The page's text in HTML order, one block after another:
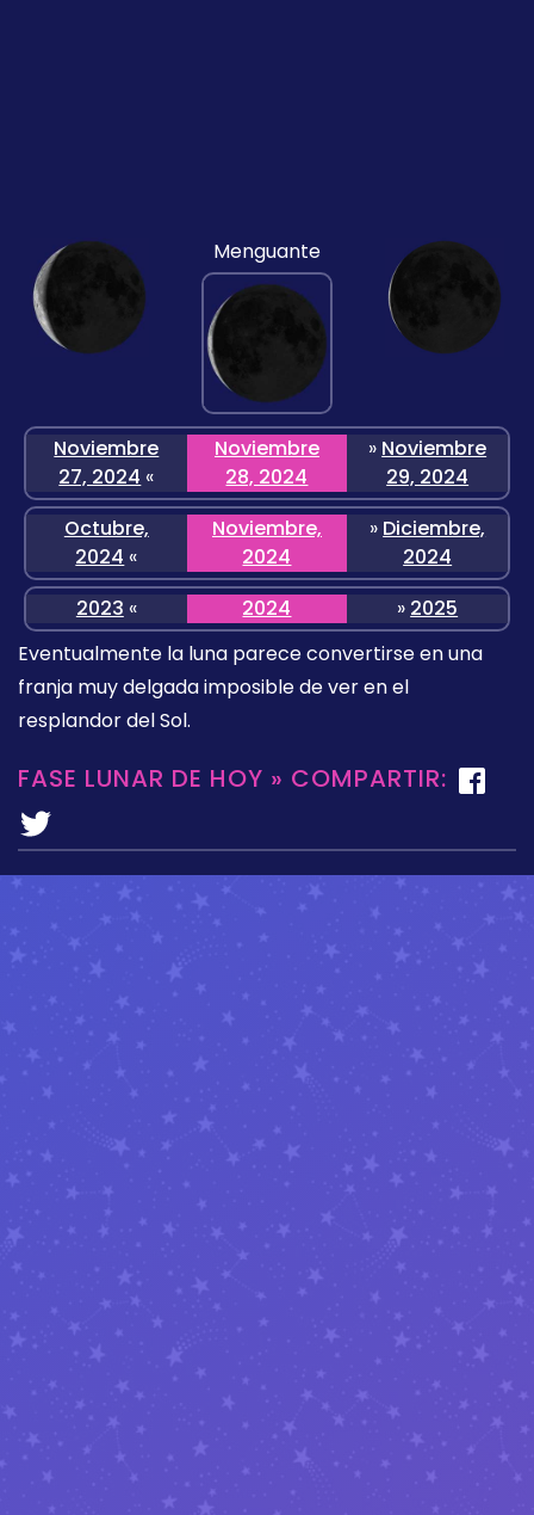
Menguante
Noviembre
27, 2024 «
Noviembre
28, 2024
» Noviembre
29, 2024
Octubre,
2024 «
Noviembre,
2024
» Diciembre,
2024
2023 « 2024 » 2025
Eventualmente la luna parece convertirse en una
franja muy delgada imposible de ver en el
resplandor del Sol.
FASE LUNAR DE HOY » COMPARTIR: